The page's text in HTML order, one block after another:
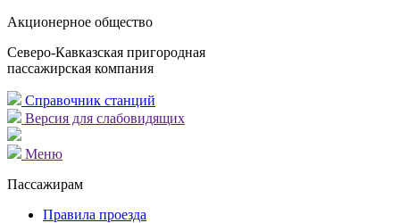
Акционерное общество
Северо-Кавказская пригородная
пассажирская компания
Справочник станций
Версия для слабовидящих
Меню
Пассажирам
Правила проезда